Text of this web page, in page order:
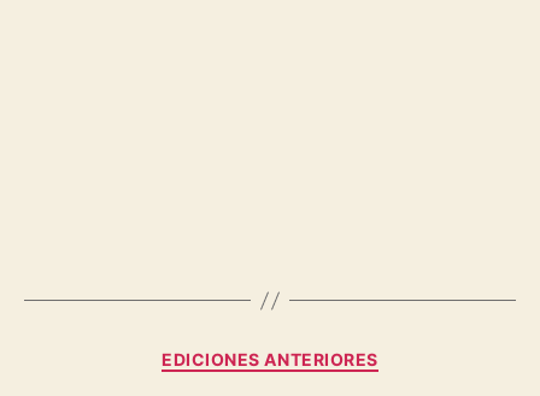
EDICIONES ANTERIORES